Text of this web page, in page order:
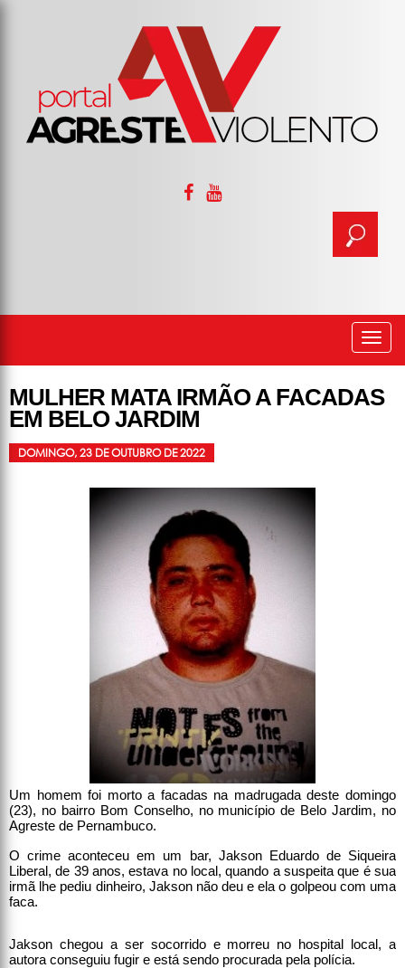
MULHER MATA IRMÃO A FACADAS
EM BELO JARDIM
DOMINGO, 23 DE OUTUBRO DE 2022
Um homem foi morto a facadas na madrugada deste domingo
(23), no bairro Bom Conselho, no município de Belo Jardim, no
Agreste de Pernambuco.
O crime aconteceu em um bar, Jakson Eduardo de Siqueira
Liberal, de 39 anos, estava no local, quando a suspeita que é sua
irmã lhe pediu dinheiro, Jakson não deu e ela o golpeou com uma
faca.
Jakson chegou a ser socorrido e morreu no hospital local, a
autora conseguiu fugir e está sendo procurada pela polícia.